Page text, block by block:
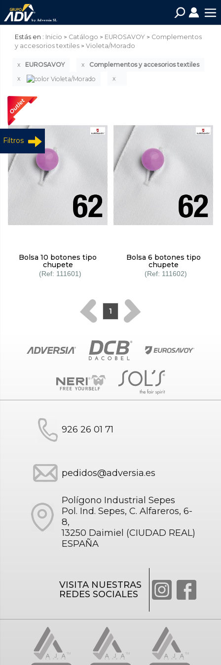
Estás en : Inicio Catálogo EUROSAVOY
Complementos
y accesorios textiles
Violeta/Morado
Filtros
EUROSAVOY Complementos y accesorios textiles
Bolsa 10 botones tipo
chupete
111601
Bolsa 6 botones tipo
chupete
111602
1
926 26 01 71
pedidos@adversia.es
Polígono Industrial Sepes
Pol. Ind. Sepes, C. Alfareros, 6-
8,
13250 Daimiel (CIUDAD REAL)
ESPAÑA
VISITA NUESTRAS
REDES SOCIALES